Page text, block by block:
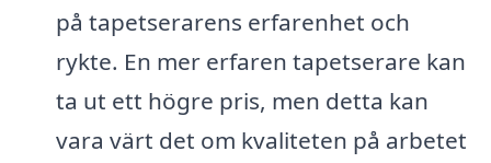
på tapetserarens erfarenhet och
rykte. En mer erfaren tapetserare kan
ta ut ett högre pris, men detta kan
vara värt det om kvaliteten på arbetet